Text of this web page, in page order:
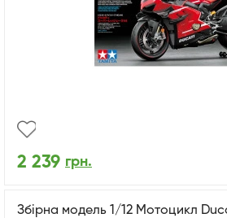
2 239 грн.
Збірна модель 1/12 Мотоцикл